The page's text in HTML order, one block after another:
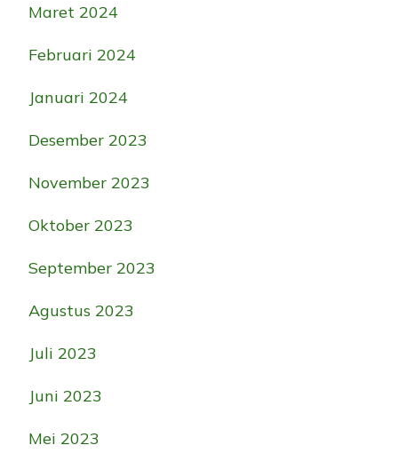
Maret 2024
Februari 2024
Januari 2024
Desember 2023
November 2023
Oktober 2023
September 2023
Agustus 2023
Juli 2023
Juni 2023
Mei 2023